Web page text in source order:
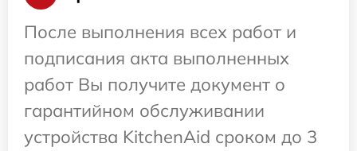
После выполнения всех работ и
подписания акта выполненных
работ Вы получите документ о
гарантийном обслуживании
устройства KitchenAid сроком до 3